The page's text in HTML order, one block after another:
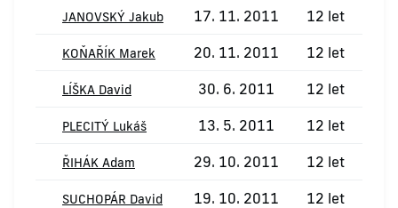
JANOVSKÝ Jakub 17. 11. 2011 12 let
KOŇAŘÍK Marek 20. 11. 2011 12 let
LÍŠKA David 30. 6. 2011 12 let
PLECITÝ Lukáš 13. 5. 2011 12 let
ŘIHÁK Adam 29. 10. 2011 12 let
SUCHOPÁR David 19. 10. 2011 12 let